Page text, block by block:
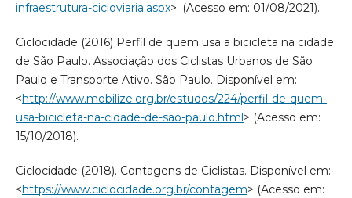
infraestrutura-cicloviaria.aspx>. (Acesso em: 01/08/2021).
Ciclocidade (2016) Perfil de quem usa a bicicleta na cidade
de São Paulo. Associação dos Ciclistas Urbanos de São
Paulo e Transporte Ativo. São Paulo. Disponível em:
<http://www.mobilize.org.br/estudos/224/perfil-de-quem-
usa-bicicleta-na-cidade-de-sao-paulo.html> (Acesso em:
15/10/2018).
Ciclocidade (2018). Contagens de Ciclistas. Disponível em:
<https://www.ciclocidade.org.br/contagem> (Acesso em: